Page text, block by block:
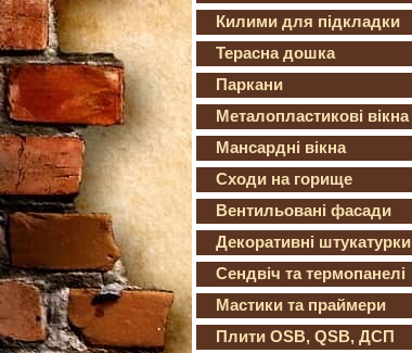
Килими для підкладки
Терасна дошка
Паркани
Металопластикові вікна
Мансардні вікна
Сходи на горище
Вентильовані фасади
Декоративні штукатурки
Сендвіч та термопанелі
Мастики та праймери
Плити OSB, QSB, ДСП